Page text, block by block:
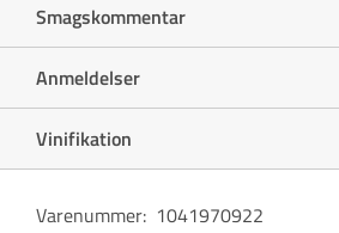
Smagskommentar
Anmeldelser
Vinifikation
Varenummer: 1041970922